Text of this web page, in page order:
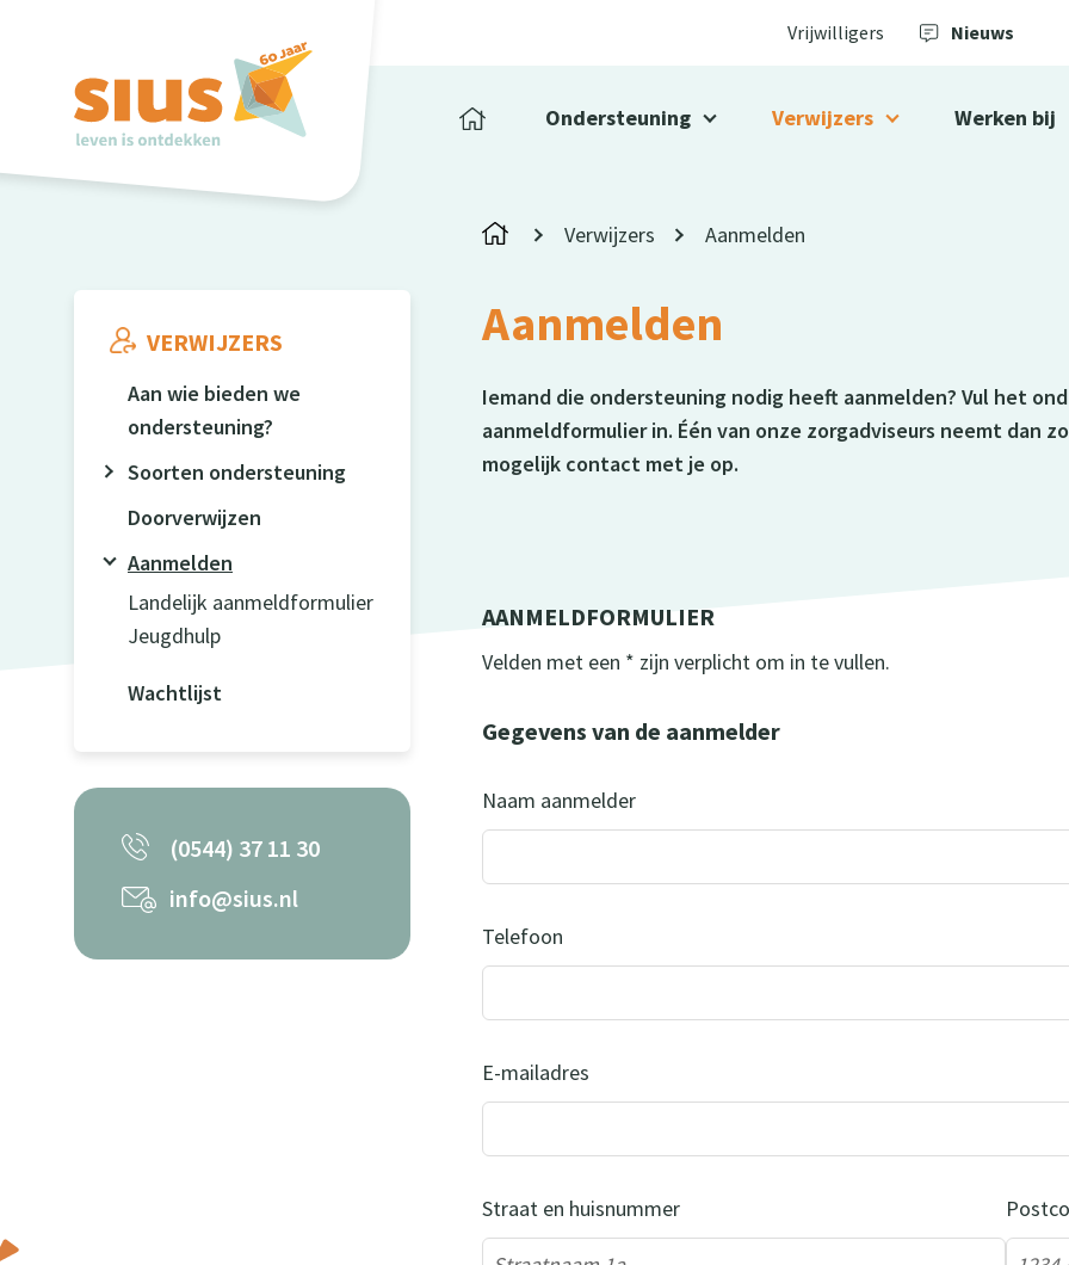
Vrijwilligers Nieuws
Ondersteuning Verwijzers Werken bij
VERWIJZERS
Aan wie bieden we
ondersteuning?
Soorten ondersteuning
Doorverwijzen
Aanmelden
Landelijk aanmeldformulier
Jeugdhulp
Wachtlijst
(0544) 37 11 30
info@sius.nl
Verwijzers Aanmelden
Aanmelden
Iemand die ondersteuning nodig heeft aanmelden? Vul het
aanmeldformulier in. Één van onze zorgadviseurs neemt dan
mogelijk contact met je op.
AANMELDFORMULIER
Leave
field
Velden met een * zijn verplicht om in te vullen.
Gegevens van de aanmelder
Naam aanmelder
Telefoon
E-mailadres
Straat en huisnummer